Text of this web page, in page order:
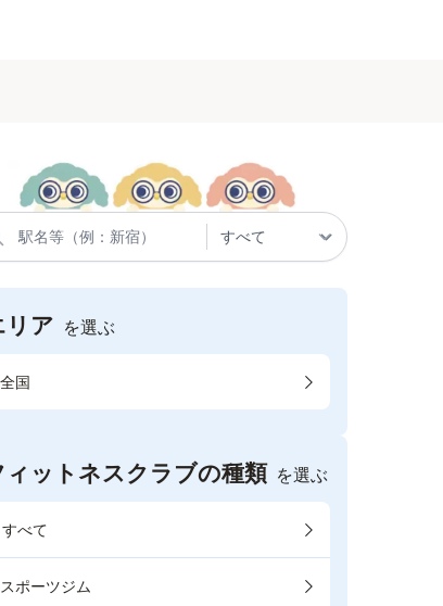
リア を選ぶ
全国
ィットネスクラブの種類 を選ぶ
すべて
スポーツジム